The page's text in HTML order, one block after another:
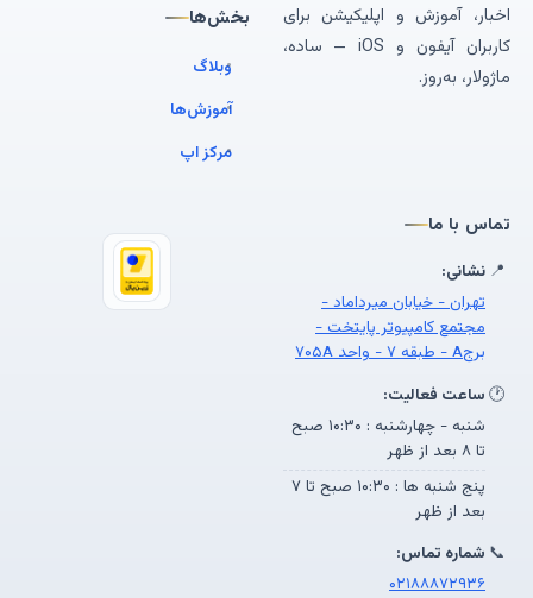
اخبار، آموزش و اپلیکیشن برای
کاربران آیفون و iOS — ساده،
ماژولار، به‌روز.
بخش‌ها
وبلاگ
آموزش‌ها
مرکز اپ
تماس با ما
📍 نشانی:
تهران - خیابان میرداماد -
مجتمع کامپیوتر پایتخت -
برجA - طبقه ۷ - واحد ۷۰۵A
🕐 ساعت فعالیت:
شنبه - چهارشنبه : ۱۰:۳۰ صبح
تا ۸ بعد از ظهر
پنج شنبه ها : ۱۰:۳۰ صبح تا ۷
بعد از ظهر
📞 شماره تماس:
۰۲۱۸۸۸۷۲۹۳۶